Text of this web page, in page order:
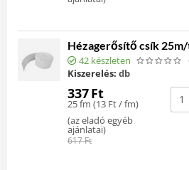
Hézagerősítő csík
42 készleten
Kiszerelés: db
337Ft
25 fm (13 Ft/ fm)
(az eladó egyéb
ajánlatai)
617Ft